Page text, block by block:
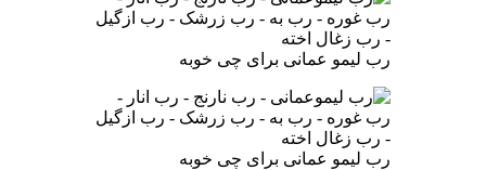
رب لیمو عمانی برای چی خوبه
رب لیمو عمانی برای چی خوبه